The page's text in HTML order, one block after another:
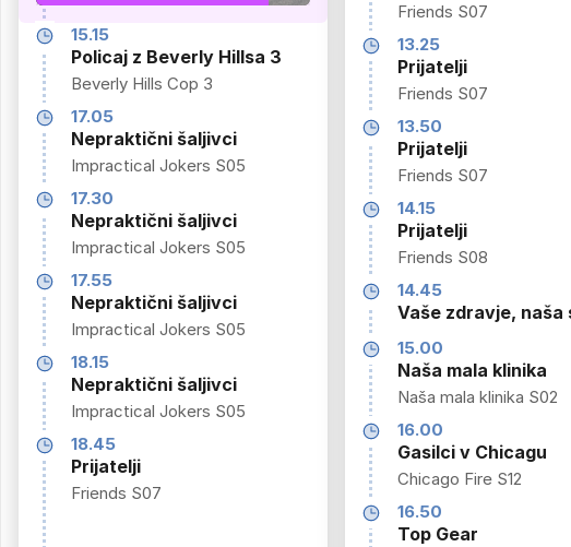
15.15
Policaj z Beverly Hillsa 3
Beverly Hills Cop 3
17.05
Nepraktični šaljivci
Impractical Jokers S05
17.30
Nepraktični šaljivci
Impractical Jokers S05
17.55
Nepraktični šaljivci
Impractical Jokers S05
18.15
Nepraktični šaljivci
Impractical Jokers S05
18.45
Prijatelji
Friends S07
Friends S07
13.25
Prijatelji
Friends S07
13.50
Prijatelji
Friends S07
14.15
Prijatelji
Friends S08
14.45
Vaše zdravje, naša
15.00
Naša mala klinika
Naša mala klinika S02
16.00
Gasilci v Chicagu
Chicago Fire S12
16.50
Top Gear